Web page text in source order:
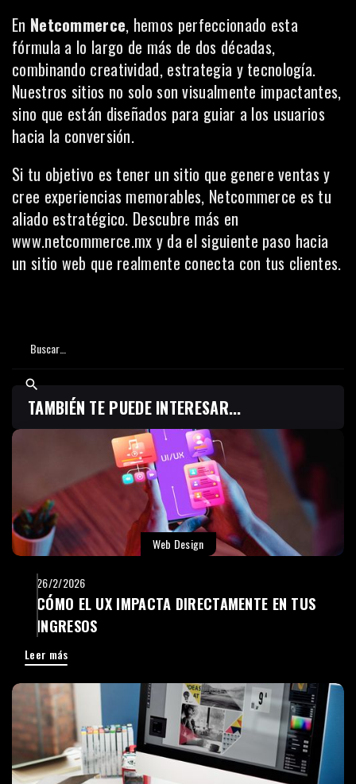
En Netcommerce, hemos perfeccionado esta
fórmula a lo largo de más de dos décadas,
combinando creatividad, estrategia y tecnología.
Nuestros sitios no solo son visualmente impactantes,
sino que están diseñados para guiar a los usuarios
hacia la conversión.
Si tu objetivo es tener un sitio que genere ventas y
cree experiencias memorables, Netcommerce es tu
aliado estratégico. Descubre más en
www.netcommerce.mx y da el siguiente paso hacia
un sitio web que realmente conecta con tus clientes.
TAMBIÉN TE PUEDE INTERESAR...
Web Design
26/2/2026
CÓMO EL UX IMPACTA DIRECTAMENTE EN TUS
INGRESOS
Leer más